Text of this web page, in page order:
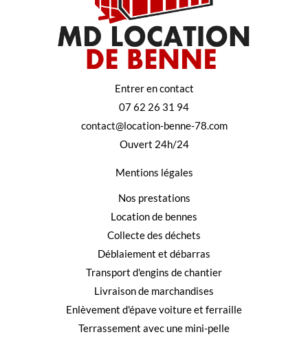
Entrer en contact
07 62 26 31 94
contact@location-benne-78.com
Ouvert 24h/24
Mentions légales
Nos prestations
Location de bennes
Collecte des déchets
Déblaiement et débarras
Transport d'engins de chantier
Livraison de marchandises
Enlèvement d'épave voiture et ferraille
Terrassement avec une mini-pelle